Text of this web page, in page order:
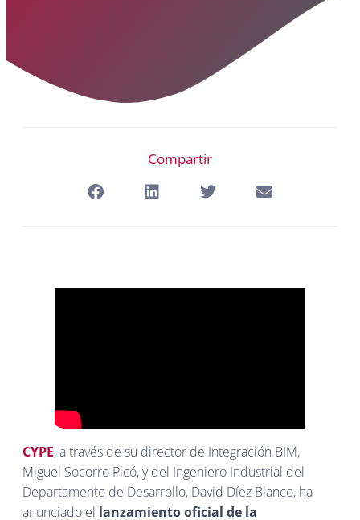
Compartir
CYPE, a través de su director de Integración BIM,
Miguel Socorro Picó, y del Ingeniero Industrial del
Departamento de Desarrollo, David Díez Blanco, ha
anunciado el lanzamiento oficial de la